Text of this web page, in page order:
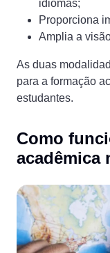
idiomas;
Proporciona
Amplia a
As duas
para a formação
estudantes.
Como
acadêmica